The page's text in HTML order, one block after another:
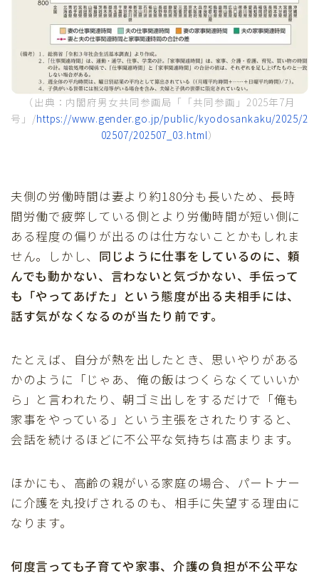
（出典：内閣府男女共同参画局「「共同参画」2025年7月
号」/https://www.gender.go.jp/public/kyodosankaku/2025/2
02507/202507_03.html）
夫側の労働時間は妻より約180分も長いため、長時
間労働で疲弊している側とより労働時間が短い側に
ある程度の偏りが出るのは仕方ないことかもしれま
せん。しかし、 同じように仕事をしているのに、頼
んでも動かない、言わないと気づかない、手伝って
も「やってあげた」という態度が出る夫相手には、
話す気がなくなるのが当たり前です。
たとえば、自分が熱を出したとき、思いやりがある
かのように「じゃあ、俺の飯はつくらなくていいか
ら」と言われたり、朝ゴミ出しをするだけで「俺も
家事をやっている」という主張をされたりすると、
会話を続けるほどに不公平な気持ちは高まります。
ほかにも、高齢の親がいる家庭の場合、パートナー
に介護を丸投げされるのも、相手に失望する理由に
なります。
何度言っても子育てや家事、介護の負担が不公平な